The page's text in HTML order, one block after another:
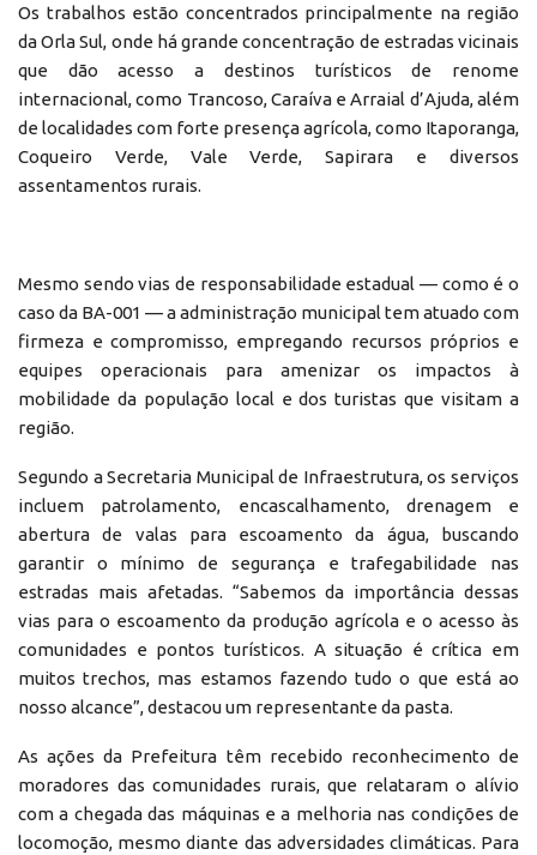
Os trabalhos estão concentrados principalmente na região
da Orla Sul, onde há grande concentração de estradas vicinais
que dão acesso a destinos turísticos de renome
internacional, como Trancoso, Caraíva e Arraial d’Ajuda, além
de localidades com forte presença agrícola, como Itaporanga,
Coqueiro Verde, Vale Verde, Sapirara e diversos
assentamentos rurais.
Mesmo sendo vias de responsabilidade estadual — como é o
caso da BA-001 — a administração municipal tem atuado com
firmeza e compromisso, empregando recursos próprios e
equipes operacionais para amenizar os impactos à
mobilidade da população local e dos turistas que visitam a
região.
Segundo a Secretaria Municipal de Infraestrutura, os serviços
incluem patrolamento, encascalhamento, drenagem e
abertura de valas para escoamento da água, buscando
garantir o mínimo de segurança e trafegabilidade nas
estradas mais afetadas. “Sabemos da importância dessas
vias para o escoamento da produção agrícola e o acesso às
comunidades e pontos turísticos. A situação é crítica em
muitos trechos, mas estamos fazendo tudo o que está ao
nosso alcance”, destacou um representante da pasta.
As ações da Prefeitura têm recebido reconhecimento de
moradores das comunidades rurais, que relataram o alívio
com a chegada das máquinas e a melhoria nas condições de
locomoção, mesmo diante das adversidades climáticas. Para